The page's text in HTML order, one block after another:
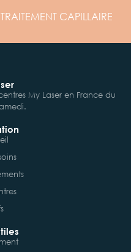
TRAITEMENT CAPILLAIRE
My Laser en France du